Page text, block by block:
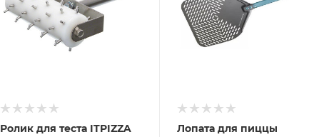
Ролик для теста ITPIZZA
Лопата для пиццы